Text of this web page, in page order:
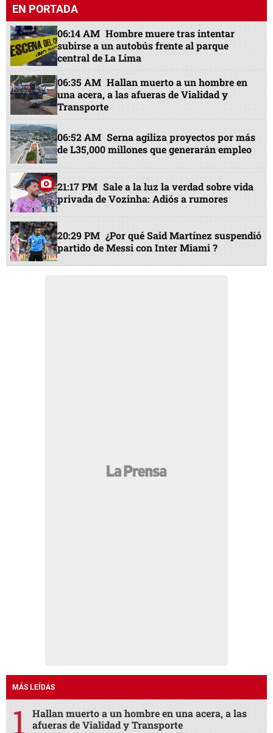
EN PORTADA
06:14 AM Hombre muere tras intentar
subirse a un autobús frente al parque
central de La Lima
06:35 AM Hallan muerto a un hombre en
una acera, a las afueras de Vialidad y
Transporte
06:52 AM Serna agiliza proyectos por más
de L35,000 millones que generarán empleo
21:17 PM Sale a la luz la verdad sobre vida
privada de Vozinha: Adiós a rumores
20:29 PM ¿Por qué Said Martínez suspendió
partido de Messi con Inter Miami ?
MÁS LEÍDAS
Hallan muerto a un hombre en una acera, a las
afueras de Vialidad y Transporte